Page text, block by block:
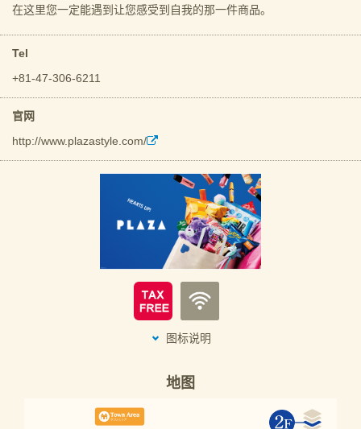
在这里您一定能遇到让您感受到自我的那一件商品。
Tel
+81-47-306-6211
官网
http://www.plazastyle.com/
图标说明
地图